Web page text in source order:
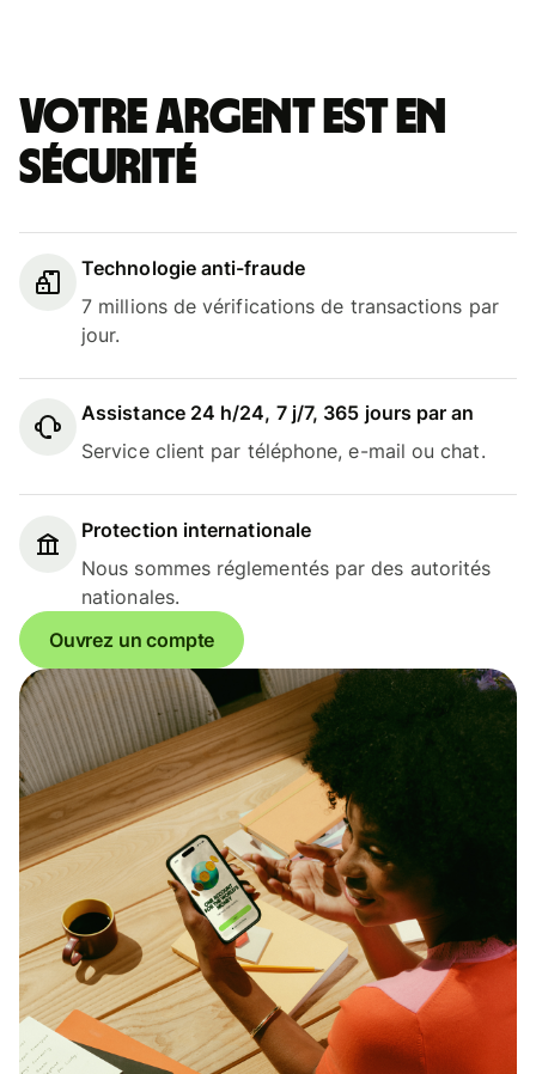
Votre argent est en
sécurité
Technologie anti-fraude
7 millions de vérifications de transactions par
jour.
Assistance 24 h/24, 7 j/7, 365 jours par an
Service client par téléphone, e-mail ou chat.
Protection internationale
Nous sommes réglementés par des autorités
nationales.
Ouvrez un compte